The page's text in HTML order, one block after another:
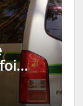
da